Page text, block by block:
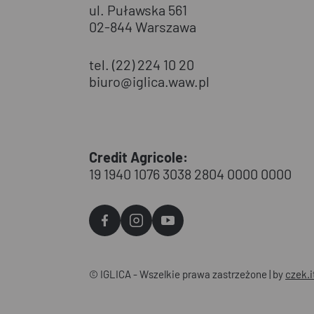
ul. Puławska 561
02-844 Warszawa
tel. (22) 224 10 20
biuro@iglica.waw.pl
Credit Agricole:
19 1940 1076 3038 2804 0000 0000
Agvo
Agvo
Agvo
© IGLICA - Wszelkie prawa zastrzeżone | by